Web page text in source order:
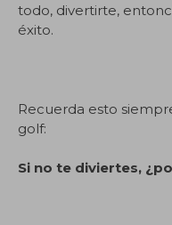
todo, divertirte,
éxito.
Recuerda esto
golf:
Si no te diviertes,